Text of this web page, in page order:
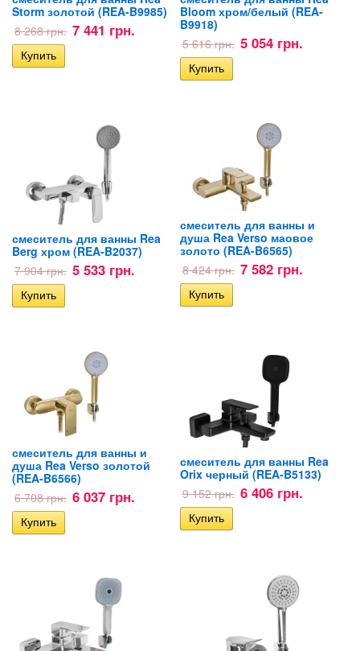
Storm золотой (REA-B9985)
8 268 грн. 7 441 грн.
Bloom хром/белый (REA-
B9918)
5 616 грн. 5 054 грн.
смеситель для ванны Rea
Berg хром (REA-B2037)
7 904 грн. 5 533 грн.
смеситель для ванны и
душа Rea Verso маовое
золото (REA-B6565)
8 424 грн. 7 582 грн.
смеситель для ванны и
душа Rea Verso золотой
(REA-B6566)
6 708 грн. 6 037 грн.
смеситель для ванны Rea
Orix черный (REA-B5133)
9 152 грн. 6 406 грн.